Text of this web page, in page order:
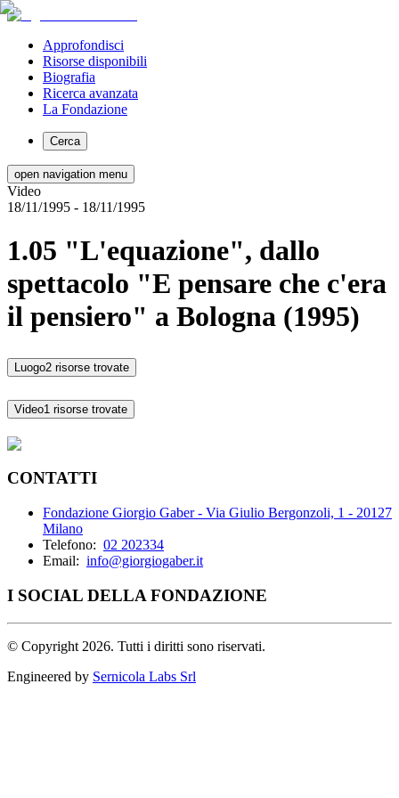
Approfondisci
Risorse disponibili
Biografia
Ricerca avanzata
La Fondazione
Cerca
open navigation menu
Video
18/11/1995 - 18/11/1995
1.05 "L'equazione", dallo
spettacolo "E pensare che c'era
il pensiero" a Bologna (1995)
Luogo2 risorse trovate
Video1 risorse trovate
CONTATTI
Fondazione Giorgio Gaber - Via Giulio Bergonzoli, 1 - 20127
Milano
Telefono: 02 202334
Email: info@giorgiogaber.it
I SOCIAL DELLA FONDAZIONE
© Copyright 2026. Tutti i diritti sono riservati.
Engineered by Sernicola Labs Srl